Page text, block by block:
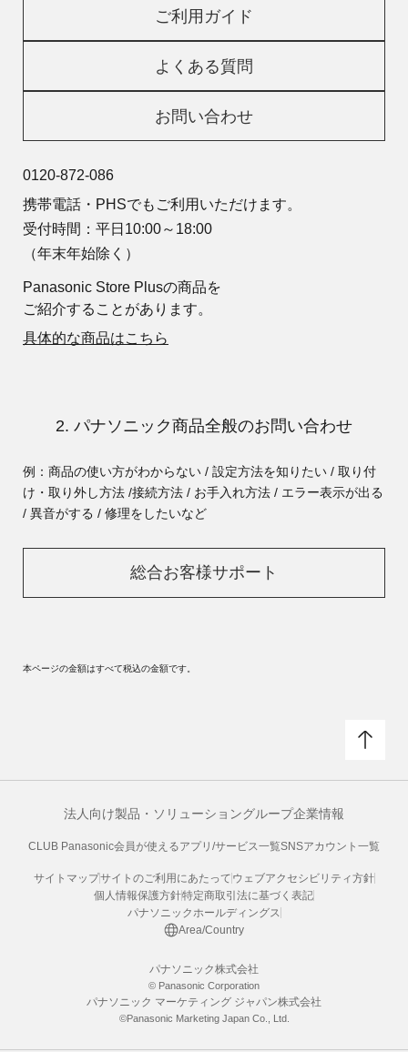
ご利用ガイド
よくある質問
お問い合わせ
0120-872-086
携帯電話・PHSでもご利用いただけます。
受付時間：平日10:00～18:00
（年末年始除く）
Panasonic Store Plusの商品を
ご紹介することがあります。
具体的な商品はこちら
2. パナソニック商品全般のお問い合わせ
例：商品の使い方がわからない / 設定方法を知りたい / 取り付
け・取り外し方法 /接続方法 / お手入れ方法 / エラー表示が出る
/ 異音がする / 修理をしたいなど
総合お客様サポート
本ページの金額はすべて税込の金額です。
法人向け製品・ソリューショングループ企業情報
CLUB Panasonic会員が使えるアプリ/サービス一覧SNSアカウント一覧
サイトマップサイトのご利用にあたって ウェブアクセシビリティ方針
個人情報保護方針特定商取引法に基づく表記
パナソニックホールディングス
Area/Country
パナソニック株式会社
© Panasonic Corporation
パナソニック マーケティング ジャパン株式会社
©Panasonic Marketing Japan Co., Ltd.